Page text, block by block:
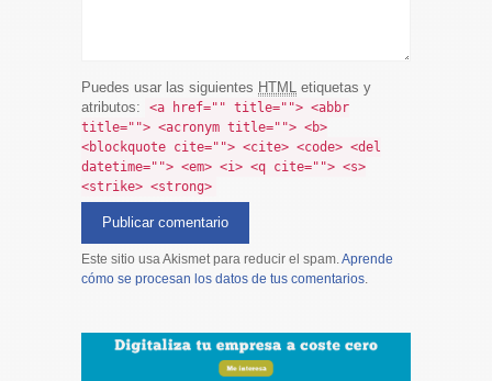
Puedes usar las siguientes HTML etiquetas y
atributos:
<a href="" title=""> <abbr
title=""> <acronym title=""> <b>
<blockquote cite=""> <cite> <code> <del
datetime=""> <em> <i> <q cite=""> <s>
<strike> <strong>
Este sitio usa Akismet para reducir el spam. Aprende
cómo se procesan los datos de tus comentarios